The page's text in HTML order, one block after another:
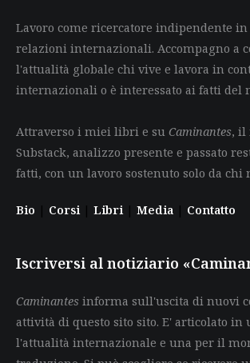
Lavoro come ricercatore indipendente
relazioni internazionali. Accompagno a
l'attualità globale chi vive e lavora in
internazionali o è interessato ai fatti del
Attraverso i miei libri e su Caminantes, il
Substack, analizzo presente e passato
fatti, con un lavoro sostenuto solo da chi
Bio | Corsi | Libri | Media | Contatto
Iscriversi al notiziario
Caminantes informa sull'uscita di nuovi
attività di questo sito sito. E' articolato in
l'attualità internazionale e una per il